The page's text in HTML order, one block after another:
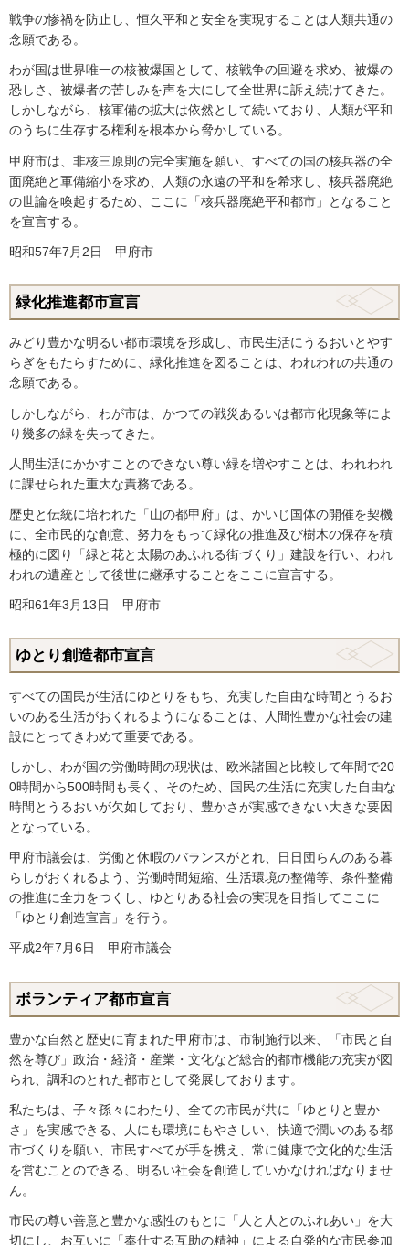
戦争の惨禍を防止し、恒久平和と安全を実現することは人類共通の
念願である。
わが国は世界唯一の核被爆国として、核戦争の回避を求め、被爆の
恐しさ、被爆者の苦しみを声を大にして全世界に訴え続けてきた。
しかしながら、核軍備の拡大は依然として続いており、人類が平和
のうちに生存する権利を根本から脅かしている。
甲府市は、非核三原則の完全実施を願い、すべての国の核兵器の全
面廃絶と軍備縮小を求め、人類の永遠の平和を希求し、核兵器廃絶
の世論を喚起するため、ここに「核兵器廃絶平和都市」となること
を宣言する。
昭和57年7月2日 甲府市
緑化推進都市宣言
みどり豊かな明るい都市環境を形成し、市民生活にうるおいとやす
らぎをもたらすために、緑化推進を図ることは、われわれの共通の
念願である。
しかしながら、わが市は、かつての戦災あるいは都市化現象等によ
り幾多の緑を失ってきた。
人間生活にかかすことのできない尊い緑を増やすことは、われわれ
に課せられた重大な責務である。
歴史と伝統に培われた「山の都甲府」は、かいじ国体の開催を契機
に、全市民的な創意、努力をもって緑化の推進及び樹木の保存を積
極的に図り「緑と花と太陽のあふれる街づくり」建設を行い、われ
われの遺産として後世に継承することをここに宣言する。
昭和61年3月13日 甲府市
ゆとり創造都市宣言
すべての国民が生活にゆとりをもち、充実した自由な時間とうるお
いのある生活がおくれるようになることは、人間性豊かな社会の建
設にとってきわめて重要である。
しかし、わが国の労働時間の現状は、欧米諸国と比較して年間で20
0時間から500時間も長く、そのため、国民の生活に充実した自由な
時間とうるおいが欠如しており、豊かさが実感できない大きな要因
となっている。
甲府市議会は、労働と休暇のバランスがとれ、日日団らんのある暮
らしがおくれるよう、労働時間短縮、生活環境の整備等、条件整備
の推進に全力をつくし、ゆとりある社会の実現を目指してここに
「ゆとり創造宣言」を行う。
平成2年7月6日 甲府市議会
ボランティア都市宣言
豊かな自然と歴史に育まれた甲府市は、市制施行以来、「市民と自
然を尊び」政治・経済・産業・文化など総合的都市機能の充実が図
られ、調和のとれた都市として発展しております。
私たちは、子々孫々にわたり、全ての市民が共に「ゆとりと豊か
さ」を実感できる、人にも環境にもやさしい、快適で潤いのある都
市づくりを願い、市民すべてが手を携え、常に健康で文化的な生活
を営むことのできる、明るい社会を創造していかなければなりませ
ん。
市民の尊い善意と豊かな感性のもとに「人と人とのふれあい」を大
切にし、お互いに「奉仕する互助の精神」による自発的な市民参加